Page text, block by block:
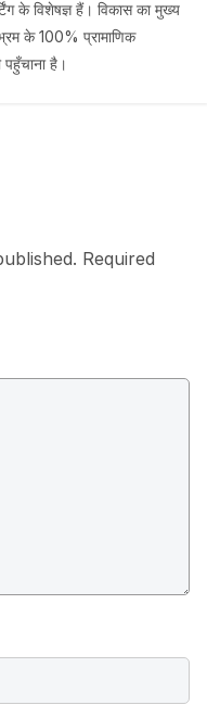
के विशेषज्ञ हैं। विकास का मुख्य
के 100% प्रामाणिक
है।
Required